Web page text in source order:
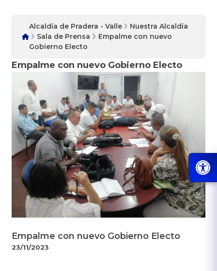
Alcaldía de Pradera - Valle
Nuestra Alcaldía
Sala de Prensa
Empalme con nuevo
Gobierno Electo
Empalme con nuevo Gobierno Electo
Empalme con nuevo Gobierno Electo
23/11/2023